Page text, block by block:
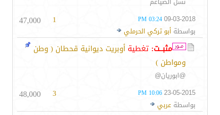
09-03-2018
03:24 PM
بواسطة أبو تركي الحرملي
1
47,000
مثبــت: تغطية أوبريت ديوانية قحطان ( وطن
ومواطن )
@ابوريان@
23-05-2015
10:06 PM
بواسطة عربي
3
48,000